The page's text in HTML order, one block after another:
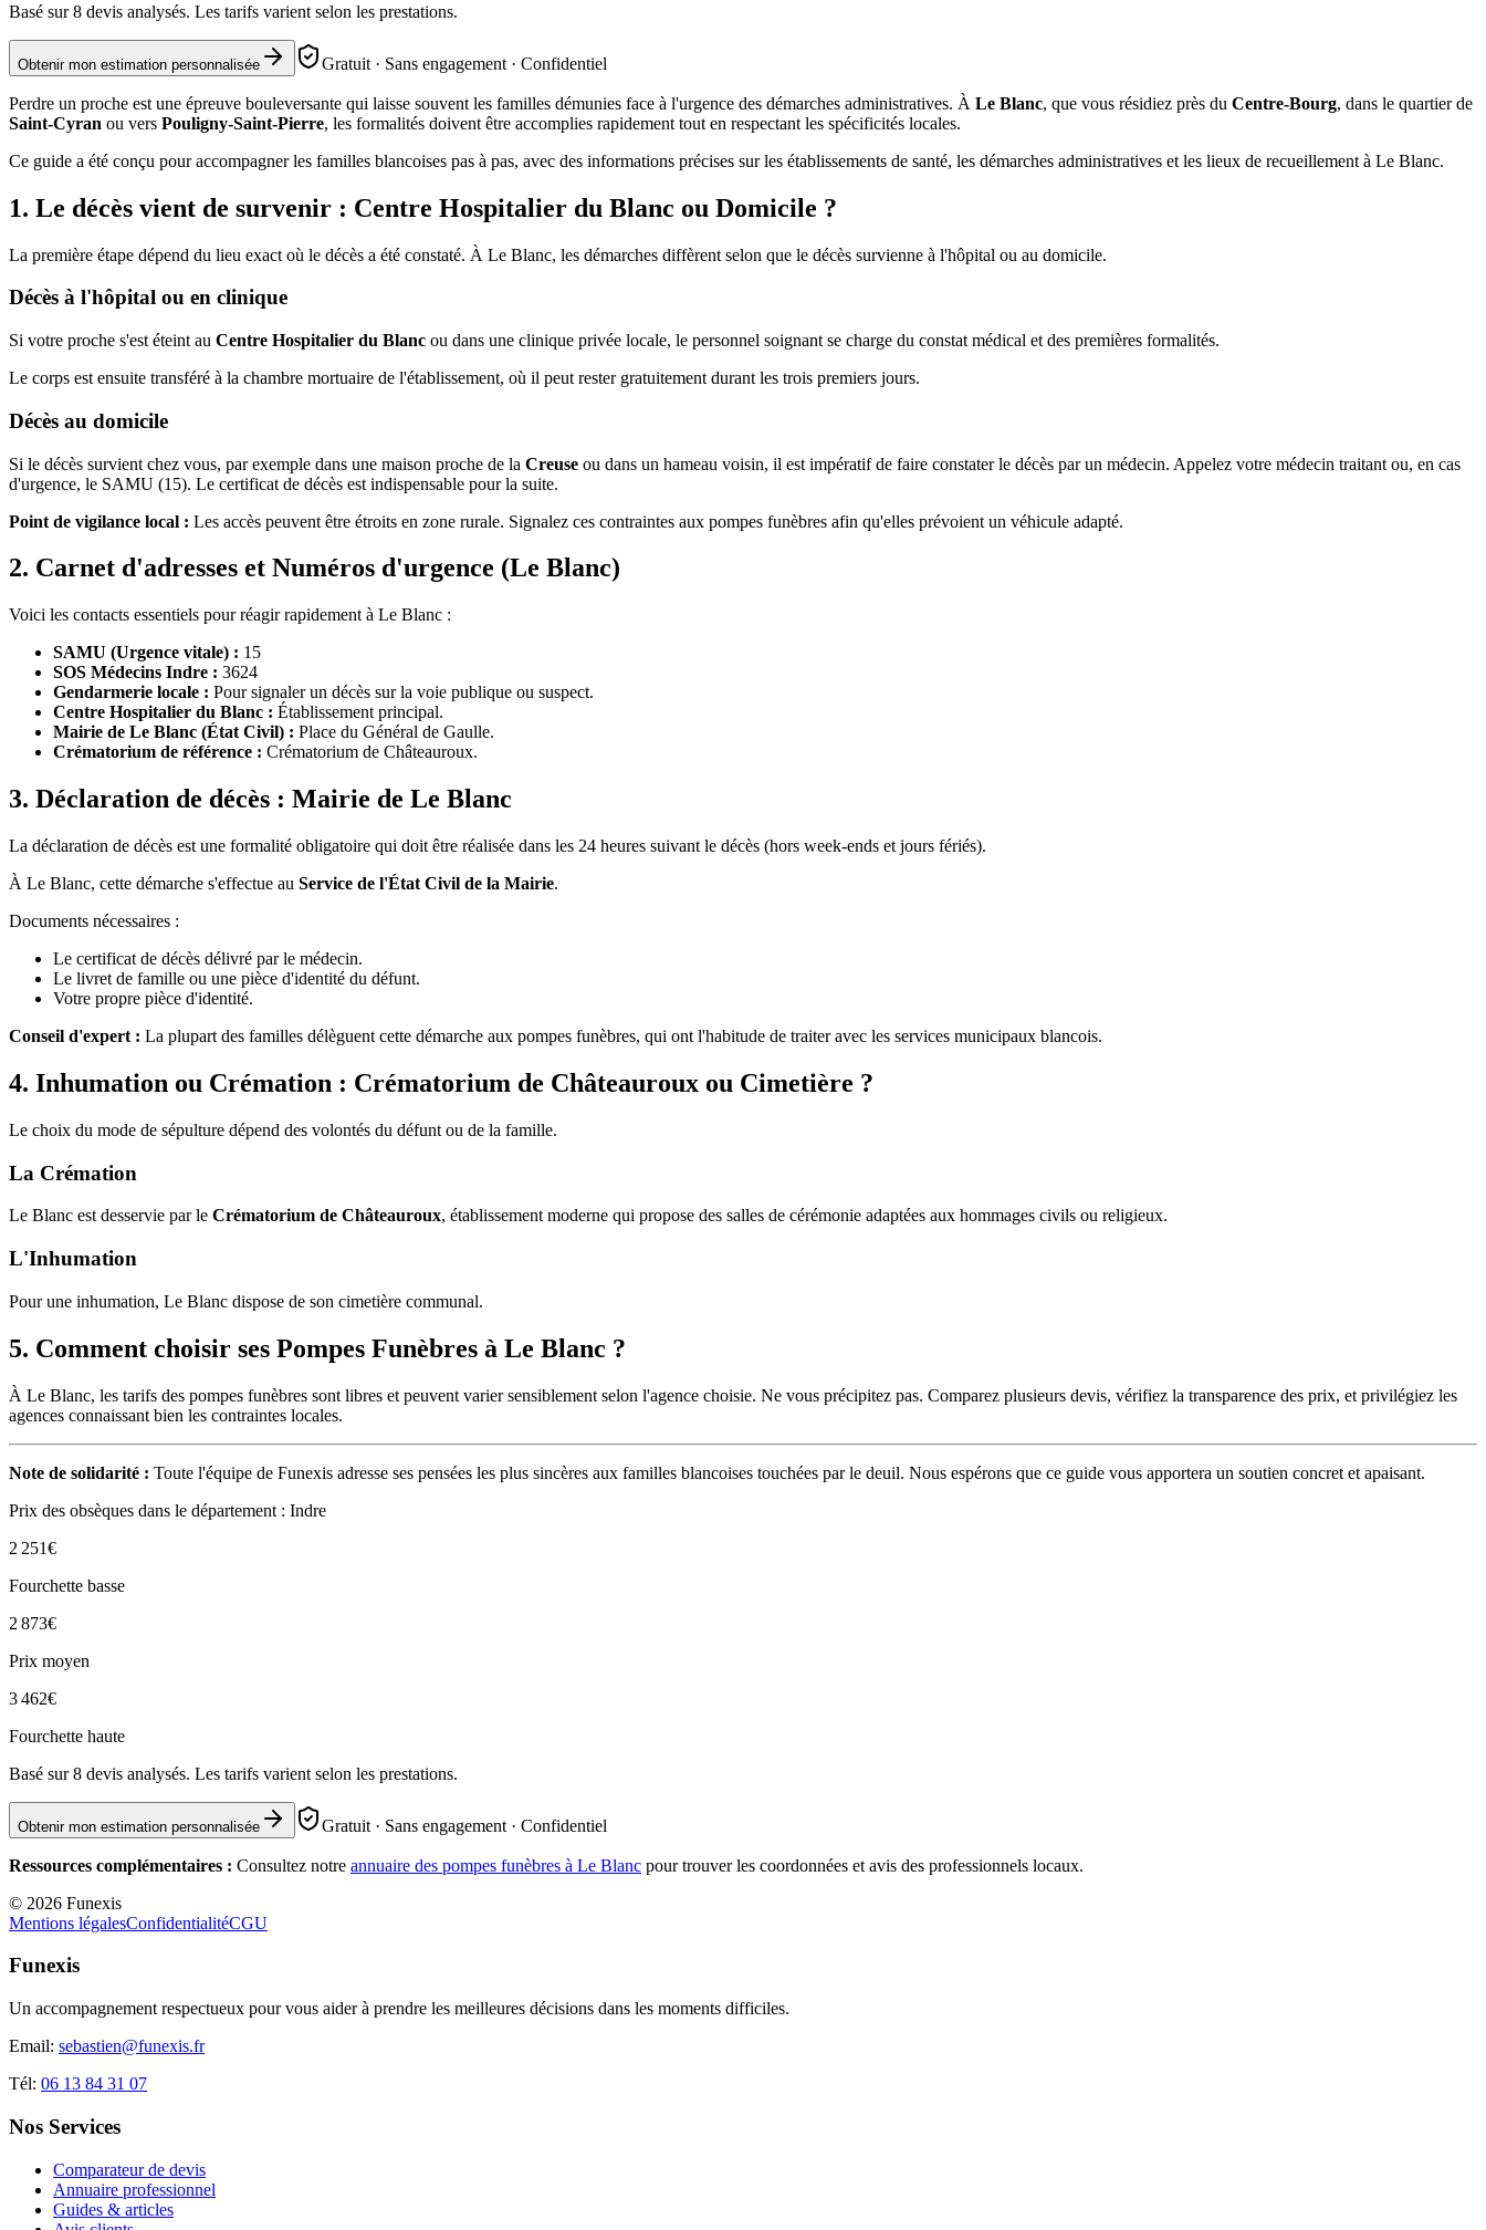
Basé sur8 devis analysés. Les tarifs varient selon les prestations.
Obtenir mon estimation personnalisée Gratuit · Sans engagement · Confidentiel
Perdre un proche est une épreuve bouleversante qui laisse souvent les familles démunies face à l'urgence des démarches administratives. À Le Blanc, que vous résidiez près du Centre-Bourg, dans le quartier de
Saint-Cyran ou vers Pouligny-Saint-Pierre, les formalités doivent être accomplies rapidement tout en respectant les spécificités locales.
Ce guide a été conçu pour accompagner les familles blancoises pas à pas, avec des informations précises sur les établissements de santé, les démarches administratives et les lieux de recueillement à Le Blanc.
1. Le décès vient de survenir : Centre Hospitalier du Blanc ou Domicile ?
La première étape dépend du lieu exact où le décès a été constaté. À Le Blanc, les démarches diffèrent selon que le décès survienne à l'hôpital ou au domicile.
Décès à l'hôpital ou en clinique
Si votre proche s'est éteint au Centre Hospitalier du Blanc ou dans une clinique privée locale, le personnel soignant se charge du constat médical et des premières formalités.
Le corps est ensuite transféré à la chambre mortuaire de l'établissement, où il peut rester gratuitement durant les trois premiers jours.
Décès au domicile
Si le décès survient chez vous, par exemple dans une maison proche de la Creuse ou dans un hameau voisin, il est impératif de faire constater le décès par un médecin. Appelez votre médecin traitant ou, en cas
d'urgence, le SAMU (15). Le certificat de décès est indispensable pour la suite.
Point de vigilance local : Les accès peuvent être étroits en zone rurale. Signalez ces contraintes aux pompes funèbres afin qu'elles prévoient un véhicule adapté.
2. Carnet d'adresses et Numéros d'urgence (Le Blanc)
Voici les contacts essentiels pour réagir rapidement à Le Blanc :
SAMU (Urgence vitale) : 15
SOS Médecins Indre : 3624
Gendarmerie locale : Pour signaler un décès sur la voie publique ou suspect.
Centre Hospitalier du Blanc : Établissement principal.
Mairie de Le Blanc (État Civil) : Place du Général de Gaulle.
Crématorium de référence : Crématorium de Châteauroux.
3. Déclaration de décès : Mairie de Le Blanc
La déclaration de décès est une formalité obligatoire qui doit être réalisée dans les 24 heures suivant le décès (hors week-ends et jours fériés).
À Le Blanc, cette démarche s'effectue au Service de l'État Civil de la Mairie.
Documents nécessaires :
Le certificat de décès délivré par le médecin.
Le livret de famille ou une pièce d'identité du défunt.
Votre propre pièce d'identité.
Conseil d'expert : La plupart des familles délèguent cette démarche aux pompes funèbres, qui ont l'habitude de traiter avec les services municipaux blancois.
4. Inhumation ou Crémation : Crématorium de Châteauroux ou Cimetière ?
Le choix du mode de sépulture dépend des volontés du défunt ou de la famille.
La Crémation
Le Blanc est desservie par le Crématorium de Châteauroux, établissement moderne qui propose des salles de cérémonie adaptées aux hommages civils ou religieux.
L'Inhumation
Pour une inhumation, Le Blanc dispose de son cimetière communal.
5. Comment choisir ses Pompes Funèbres à Le Blanc ?
À Le Blanc, les tarifs des pompes funèbres sont libres et peuvent varier sensiblement selon l'agence choisie. Ne vous précipitez pas. Comparez plusieurs devis, vérifiez la transparence des prix, et privilégiez les
agences connaissant bien les contraintes locales.
Note de solidarité : Toute l'équipe de Funexis adresse ses pensées les plus sincères aux familles blancoises touchées par le deuil. Nous espérons que ce guide vous apportera un soutien concret et apaisant.
Prix des obsèques dans le département : Indre
2 251€
Fourchette basse
2 873€
Prix moyen
3 462€
Fourchette haute
Basé sur8 devis analysés. Les tarifs varient selon les prestations.
Obtenir mon estimation personnalisée Gratuit · Sans engagement · Confidentiel
Ressources complémentaires : Consultez notre annuaire des pompes funèbres à Le Blanc pour trouver les coordonnées et avis des professionnels locaux.
© 2026 Funexis
Mentions légalesConfidentialitéCGU
Funexis
Un accompagnement respectueux pour vous aider à prendre les meilleures décisions dans les moments difficiles.
Email: sebastien@funexis.fr
Tél: 06 13 84 31 07
Nos Services
Comparateur de devis
Annuaire professionnel
Guides & articles